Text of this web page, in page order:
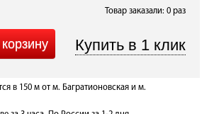
Товар заказали: 0 раз
в 150 м от м. Багратионовская и м.